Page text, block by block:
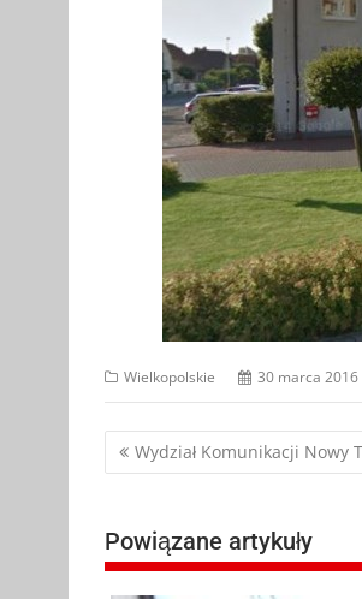
Wielkopolskie 30 marca 2016
Nawigacja
Wydział Komunikacji Nowy
Powiązane artykuły